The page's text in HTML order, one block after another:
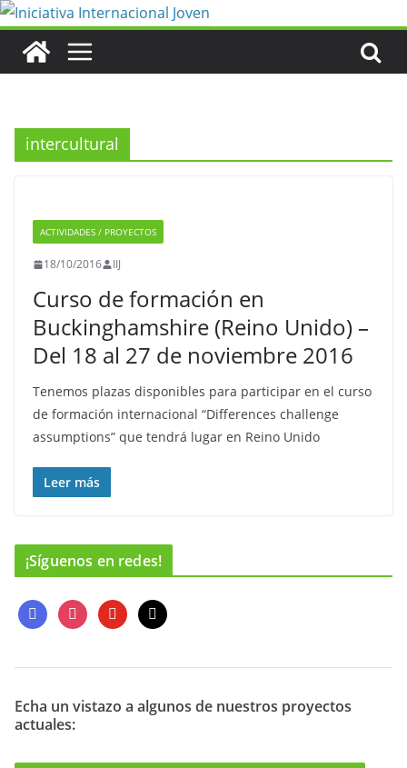
Saltar
contenido
intercultural
ACTIVIDADES / PROYECTOS
18/10/2016 IIJ
Curso de formación en
Buckinghamshire (Reino Unido) –
Del 18 al 27 de noviembre 2016
Tenemos plazas disponibles para participar en el curso
de formación internacional “Differences challenge
assumptions” que tendrá lugar en Reino Unido
Leer más
¡Síguenos en redes!
f
a
e
o
o
i
n
t
g
r
m
y
o
t
b
m
a
l
Echa un vistazo a algunos de nuestros proyectos
actuales: